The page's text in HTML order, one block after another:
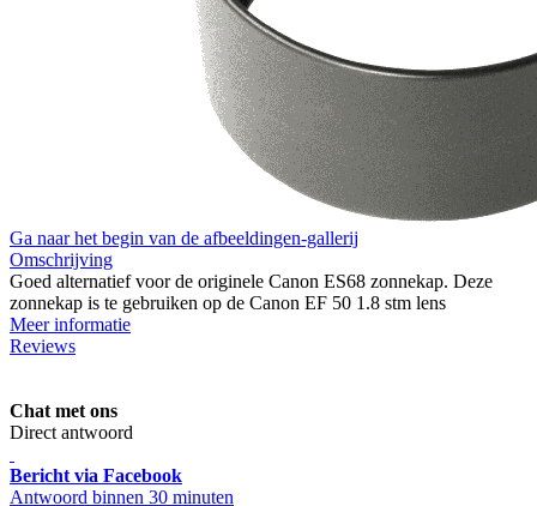
Ga naar het begin van de afbeeldingen-gallerij
Omschrijving
Goed alternatief voor de originele Canon ES68 zonnekap. Deze
zonnekap is te gebruiken op de Canon EF 50 1.8 stm lens
Meer informatie
Reviews
Chat met ons
Direct antwoord
Bericht via Facebook
Antwoord binnen 30 minuten